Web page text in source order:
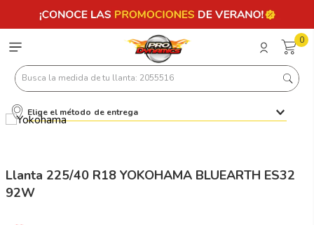
0
Busca la medida de tu llanta: 2055516
Elige el método de entrega
Llanta 225/40 R18 YOKOHAMA BLUEARTH ES32
92W
Términos más buscados